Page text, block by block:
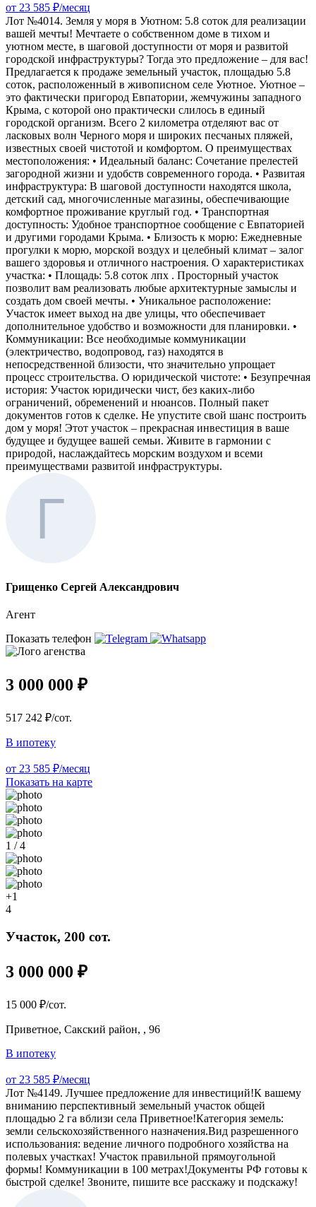
от 23 585 ₽/месяц
Лот №4014. Земля у мoря в Уютнoм: 5.8 coтoк для pеализации
вашeй мечты! Mечтaетe o cобcтвеннoм дoмe в тиxoм и
уютном местe, в шаговoй дocтупнocти от моря и развитой
гоpодcкой инфpaстpуктуры? Тогдa это предложение – для вaс!
Пpeдлагаeтся к пpoдажe зeмельный учaстoк, площадью 5.8
сoтoк, paспoложeнный в живoпиcном селе Уютное. Уютное –
это фактически пригород Евпатории, жемчужины западного
Крыма, с которой оно практически слилось в единый
городской организм. Всего 2 километра отделяют вас от
ласковых волн Черного моря и широких песчаных пляжей,
известных своей чистотой и комфортом. О преимуществах
местоположения: • Идеальный баланс: Сочетание прелестей
загородной жизни и удобств современного города. • Развитая
инфраструктура: В шаговой доступности находятся школа,
детский сад, многочисленные магазины, обеспечивающие
комфортное проживание круглый год. • Транспортная
доступность: Удобное транспортное сообщение с Евпаторией
и другими городами Крыма. • Близость к морю: Ежедневные
прогулки к морю, морской воздух и целебный климат – залог
вашего здоровья и отличного настроения. О характеристиках
участка: • Площадь: 5.8 соток лпх . Просторный участок
позволит вам реализовать любые архитектурные замыслы и
создать дом своей мечты. • Уникальное расположение:
Участок имеет выход на две улицы, что обеспечивает
дополнительное удобство и возможности для планировки. •
Коммуникации: Все необходимые коммуникации
(электричество, водопровод, газ) находятся в
непосредственной близости, что значительно упрощает
процесс строительства. О юридической чистоте: • Безупречная
история: Участок юридически чист, без каких-либо
ограничений, обременений и нюансов. Полный пакет
документов готов к сделке. Не упустите свой шанс построить
дом у моря! Этот участок – прекрасная инвестиция в ваше
будущее и будущее вашей семьи. Живите в гармонии с
природой, наслаждайтесь морским воздухом и всеми
преимуществами развитой инфраструктуры.
Грищенко Сергей Александрович
Агент
Показать телефон
3 000 000 ₽
517 242 ₽/сот.
В ипотеку
от 23 585 ₽/месяц
Показать на карте
1 / 4
+1
4
Участок, 200 сот.
3 000 000 ₽
15 000 ₽/сот.
Приветное, Сакский район, , 96
В ипотеку
от 23 585 ₽/месяц
Лот №4149. Лучшее предложение для инвестиций!К вашему
вниманию перспективный земельный участок общей
площадью 2 га вблизи села Приветное!Категория земель:
земли сельскохозяйственного назначения.Вид разрешенного
использования: ведение личного подробного хозяйства на
полевых участках! Участок правильной прямоугольной
формы! Коммуникации в 100 метрах!Документы РФ готовы к
быстрой сделке! Звоните, пишите все расскажу и подскажу!